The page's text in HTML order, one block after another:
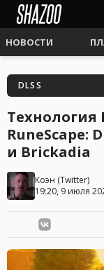
НОВОСТИ
DLSS
Технология
RuneScape:
и Brickadia
Коэн (Twitter)
19:20, 9 июля